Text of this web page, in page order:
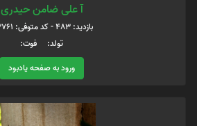
آ علی ضامن حیدری
بازدید: 483 - کد متوفی: 53761
تولد: فوت:
ورود به صفحه یادبود